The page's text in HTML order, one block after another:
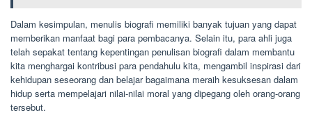
Dalam kesimpulan, menulis biografi memiliki banyak tujuan yang dapat
memberikan manfaat bagi para pembacanya. Selain itu, para ahli juga
telah sepakat tentang kepentingan penulisan biografi dalam membantu
kita menghargai kontribusi para pendahulu kita, mengambil inspirasi dari
kehidupan seseorang dan belajar bagaimana meraih kesuksesan dalam
hidup serta mempelajari nilai-nilai moral yang dipegang oleh orang-orang
tersebut.